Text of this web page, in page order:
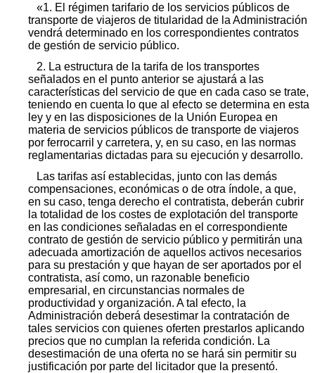
«1. El régimen tarifario de los servicios públicos de
transporte de viajeros de titularidad de la Administración
vendrá determinado en los correspondientes contratos
de gestión de servicio público.
2. La estructura de la tarifa de los transportes
señalados en el punto anterior se ajustará a las
características del servicio de que en cada caso se trate,
teniendo en cuenta lo que al efecto se determina en esta
ley y en las disposiciones de la Unión Europea en
materia de servicios públicos de transporte de viajeros
por ferrocarril y carretera, y, en su caso, en las normas
reglamentarias dictadas para su ejecución y desarrollo.
Las tarifas así establecidas, junto con las demás
compensaciones, económicas o de otra índole, a que,
en su caso, tenga derecho el contratista, deberán cubrir
la totalidad de los costes de explotación del transporte
en las condiciones señaladas en el correspondiente
contrato de gestión de servicio público y permitirán una
adecuada amortización de aquellos activos necesarios
para su prestación y que hayan de ser aportados por el
contratista, así como, un razonable beneficio
empresarial, en circunstancias normales de
productividad y organización. A tal efecto, la
Administración deberá desestimar la contratación de
tales servicios con quienes oferten prestarlos aplicando
precios que no cumplan la referida condición. La
desestimación de una oferta no se hará sin permitir su
justificación por parte del licitador que la presentó.